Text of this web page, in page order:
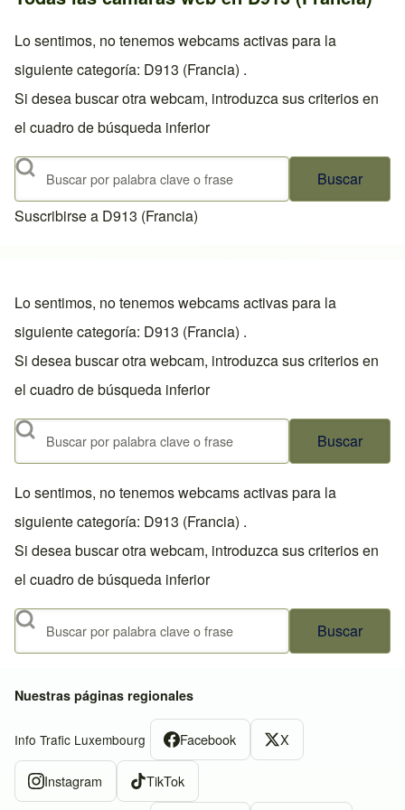
Lo sentimos, no tenemos webcams activas para la
siguiente categoría: D913 (Francia) .
Si desea buscar otra webcam, introduzca sus criterios en
el cuadro de búsqueda inferior
Buscar
Suscribirse a D913 (Francia)
Lo sentimos, no tenemos webcams activas para la
siguiente categoría: D913 (Francia) .
Si desea buscar otra webcam, introduzca sus criterios en
el cuadro de búsqueda inferior
Buscar
Lo sentimos, no tenemos webcams activas para la
siguiente categoría: D913 (Francia) .
Si desea buscar otra webcam, introduzca sus criterios en
el cuadro de búsqueda inferior
Buscar
Nuestras páginas regionales
Info Trafic Luxembourg Facebook X
Instagram TikTok